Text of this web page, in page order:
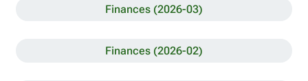
Finances (2026-03)
Finances (2026-02)